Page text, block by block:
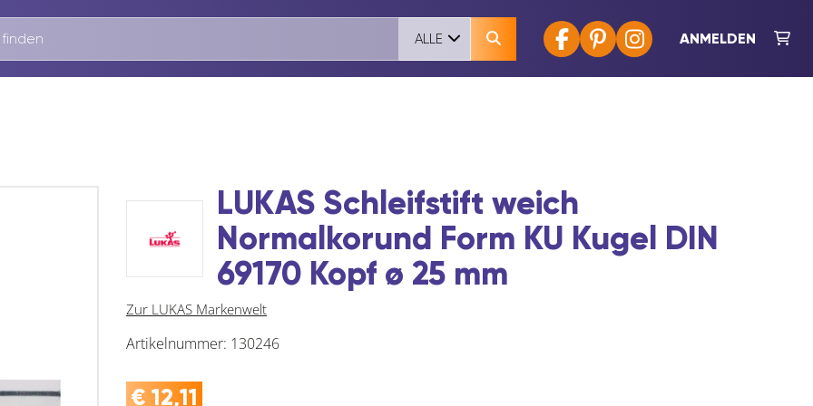
ANMELDEN
ALLE
LUKAS Schleifstift weich
Normalkorund Form KU Kugel DIN
69170 Kopf ø 25 mm
Zur LUKAS Markenwelt
Artikelnummer: 130246
€ 12,11